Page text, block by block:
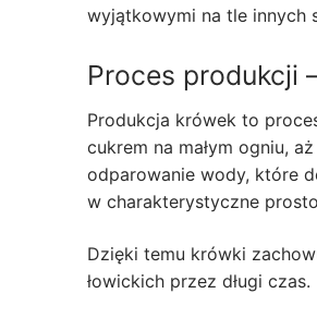
wyjątkowymi na tle innych
Proces produkcji
Produkcja krówek to
cukrem na małym ogniu,
odparowanie wody, które
w charakterystyczne
Dzięki temu krówki
łowickich przez długi czas.